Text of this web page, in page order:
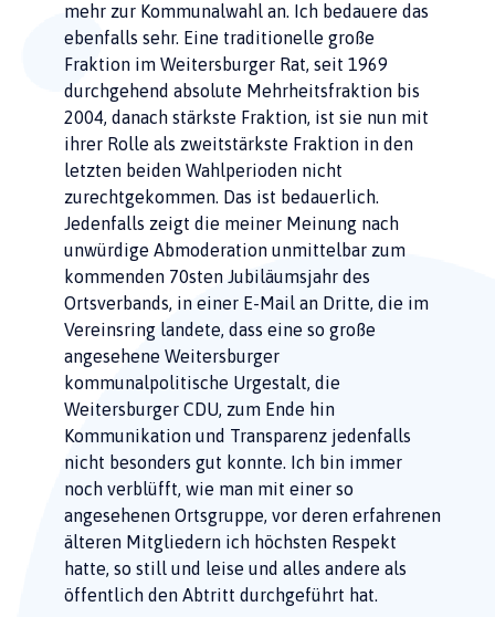
mehr zur Kommunalwahl an. Ich bedauere das
ebenfalls sehr. Eine traditionelle große
Fraktion im Weitersburger Rat, seit 1969
durchgehend absolute Mehrheitsfraktion bis
2004, danach stärkste Fraktion, ist sie nun mit
ihrer Rolle als zweitstärkste Fraktion in den
letzten beiden Wahlperioden nicht
zurechtgekommen. Das ist bedauerlich.
Jedenfalls zeigt die meiner Meinung nach
unwürdige Abmoderation unmittelbar zum
kommenden 70sten Jubiläumsjahr des
Ortsverbands, in einer E-Mail an Dritte, die im
Vereinsring landete, dass eine so große
angesehene Weitersburger
kommunalpolitische Urgestalt, die
Weitersburger CDU, zum Ende hin
Kommunikation und Transparenz jedenfalls
nicht besonders gut konnte. Ich bin immer
noch verblüfft, wie man mit einer so
angesehenen Ortsgruppe, vor deren erfahrenen
älteren Mitgliedern ich höchsten Respekt
hatte, so still und leise und alles andere als
öffentlich den Abtritt durchgeführt hat.